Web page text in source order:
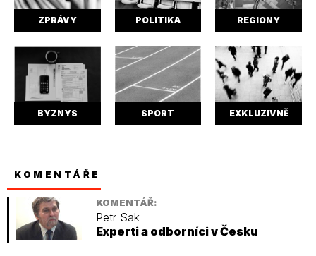
ZPRÁVY POLITIKA REGIONY
BYZNYS SPORT EXKLUZIVNĚ
KOMENTÁŘE
KOMENTÁŘ:
Petr Sak
Experti a odborníci v Česku